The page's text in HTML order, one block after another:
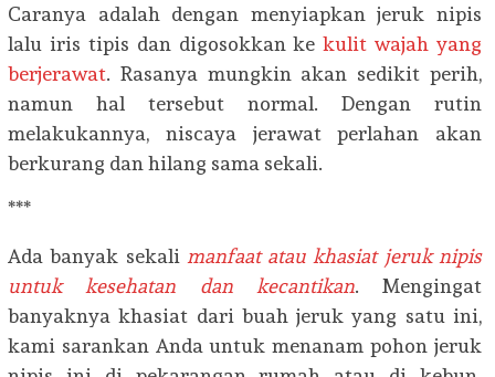
Caranya adalah dengan menyiapkan jeruk nipis
lalu iris tipis dan digosokkan kekulit wajah yang
berjerawat. Rasanya mungkin akan sedikit perih,
namun hal tersebut normal. Dengan rutin
melakukannya, niscaya jerawat perlahan akan
berkurang dan hilang sama sekali.
***
Ada banyak sekali manfaat atau khasiat jeruk nipis
untuk kesehatan dan kecantikan. Mengingat
banyaknya khasiat dari buah jeruk yang satu ini,
kami sarankan Anda untuk menanam pohon jeruk